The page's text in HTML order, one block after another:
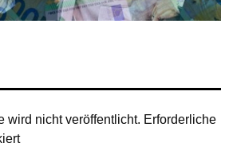
wird nicht veröffentlicht. Erforderliche